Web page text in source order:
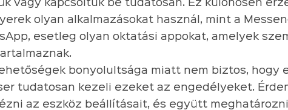
vagy kapcsoltuk be tudatosan. Ez különösen
olyan alkalmazásokat használ, mint a
esetleg olyan oktatási appokat, amelyek
bonyolultsága miatt nem biztos, hogy
tudatosan kezeli ezeket az engedélyeket.
az eszköz beállításait, és együtt